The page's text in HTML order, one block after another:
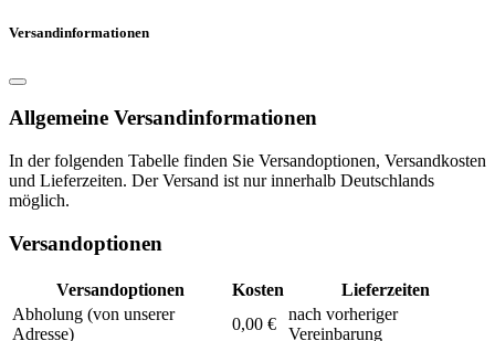
Versandinformationen
Allgemeine Versandinformationen
In der folgenden Tabelle finden Sie Versandoptionen, Versandkosten
und Lieferzeiten. Der Versand ist nur innerhalb Deutschlands
möglich.
Versandoptionen
Versandoptionen Kosten
Lieferzeiten
Abholung (von unserer
Adresse)
0,00 €
nach vorheriger
Vereinbarung